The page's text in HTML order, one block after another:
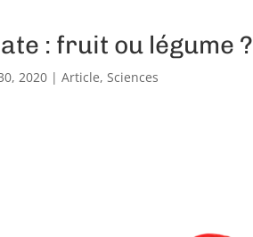
: fruit ou légume ?
2020 |Article, Sciences